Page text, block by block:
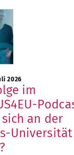
2026
im
an der
Universität